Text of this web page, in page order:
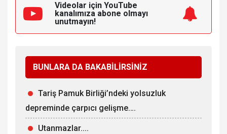
Videolar için YouTube
kanalımıza abone olmayı
unutmayın!
BUNLARA DA BAKABİLİRSİNİZ
Tariş Pamuk Birliği’ndeki yolsuzluk
depreminde çarpıcı gelişme….
Utanmazlar....